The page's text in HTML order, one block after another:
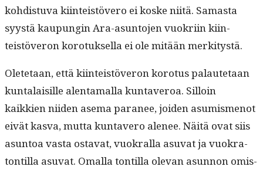
kohdis­tu­va kiin­teistövero ei koske niitä. Samas­ta
syys­tä kaupun­gin Ara-asun­to­jen vuokri­in kiin­
teistöveron koro­tuk­sel­la ei ole mitään merkitystä.
Olete­taan, että kiin­teistöveron koro­tus palaute­taan
kun­ta­laisille alen­ta­mal­la kun­taveroa. Sil­loin
kaikkien niiden ase­ma para­nee, joiden asum­is­menot
eivät kas­va, mut­ta kun­tavero ale­nee. Näitä ovat siis
asun­toa vas­ta osta­vat, vuokral­la asu­vat ja vuokra­
ton­til­la asu­vat. Oma­l­la ton­til­la ole­van asun­non omis­